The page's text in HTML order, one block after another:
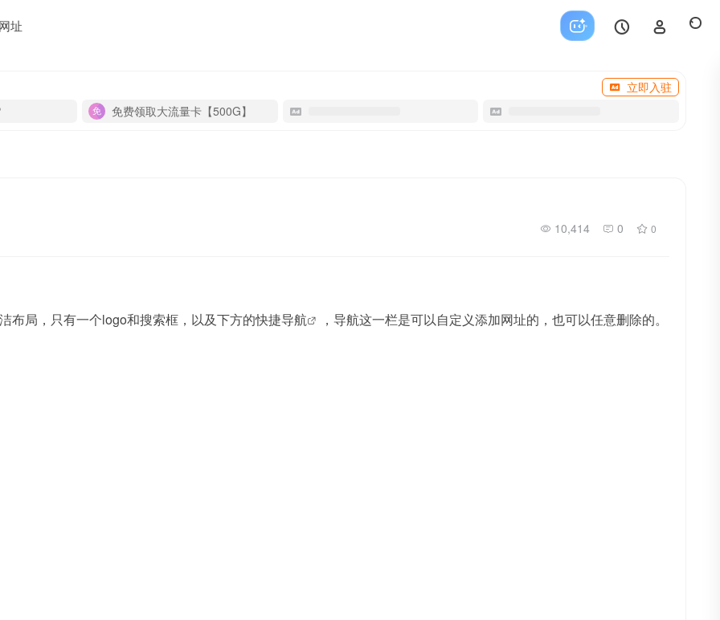
址
立即入驻
免费领取大流量卡【500G】
10,414 0 0
布局，只有一个logo和搜索框，以及下方的快捷导航 ，导航这一栏是可以自定义添加网址的，也可以任意删除的。